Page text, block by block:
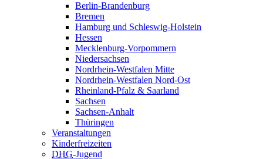
Berlin-Brandenburg
Bremen
Hamburg und Schleswig-Holstein
Hessen
Mecklenburg-Vorpommern
Niedersachsen
Nordrhein-Westfalen Mitte
Nordrhein-Westfalen Nord-Ost
Rheinland-Pfalz & Saarland
Sachsen
Sachsen-Anhalt
Thüringen
Veranstaltungen
Kinderfreizeiten
DHG-Jugend